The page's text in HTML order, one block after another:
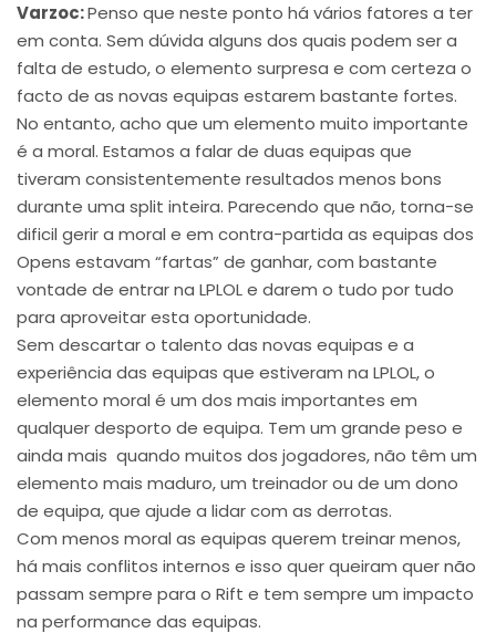
Varzoc:Penso que neste ponto há vários fatores a ter
em conta. Sem dúvida alguns dos quais podem ser a
falta de estudo, o elemento surpresa e com certeza o
facto de as novas equipas estarem bastante fortes.
No entanto, acho que um elemento muito importante
é a moral. Estamos a falar de duas equipas que
tiveram consistentemente resultados menos bons
durante uma split inteira. Parecendo que não, torna-se
dificil gerir a moral e em contra-partida as equipas dos
Opens estavam “fartas” de ganhar, com bastante
vontade de entrar na LPLOL e darem o tudo por tudo
para aproveitar esta oportunidade.
Sem descartar o talento das novas equipas e a
experiência das equipas que estiveram na LPLOL, o
elemento moral é um dos mais importantes em
qualquer desporto de equipa. Tem um grande peso e
ainda mais quando muitos dos jogadores, não têm um
elemento mais maduro, um treinador ou de um dono
de equipa, que ajude a lidar com as derrotas.
Com menos moral as equipas querem treinar menos,
há mais conflitos internos e isso quer queiram quer não
passam sempre para o Rift e tem sempre um impacto
na performance das equipas.